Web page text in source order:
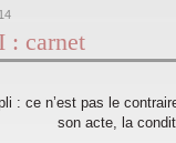
: carnet
: ce n’est pas le
son acte, la